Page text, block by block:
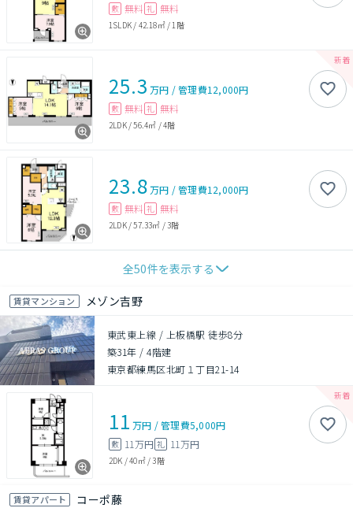
敷 無料 礼 無料
1SLDK / 42.18㎡/ 1階
25.3 万円 /管理費12,000円
敷 無料 礼 無料
2LDK/56.4㎡ /4階
23.8万円 /管理費12,000円
敷 無料 礼 無料
2LDK/57.33㎡ /3階
全50件を表示する
賃貸マンション メゾン吉野
東武東上線 / 上板橋駅 徒歩8分
築31年 /4階建
東京都練馬区北町１丁目21-14
11 万円 /管理費5,000円
敷 11万円 礼 11万円
2DK /40㎡/3階
賃貸アパート コーポ藤